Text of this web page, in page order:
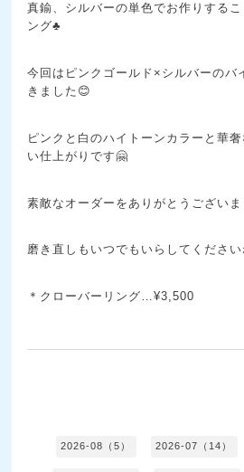
真鍮、シルバーの単色でお作りする
ング♣
今回はピンクゴールド×シルバーのバ
きました😊
ピンクと白のハイトーンカラーと華
い仕上がりです🤗
素敵なオーダーをありがとうございま
磨き直しもいつでもいらしてくださ
＊クローバーリング…¥3,500
2026-08（5） 2026-07（14）